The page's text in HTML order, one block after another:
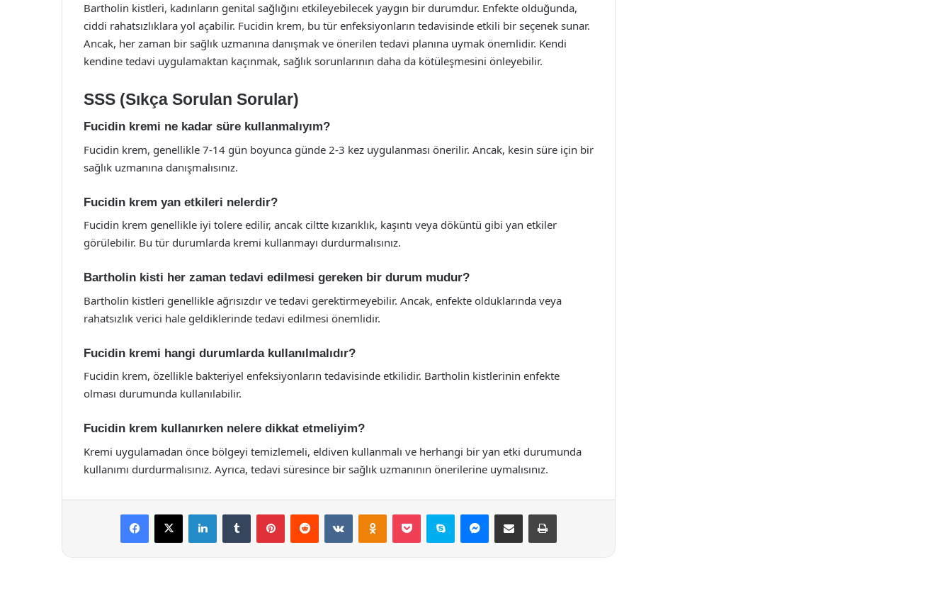
Bartholin kistleri, kadınların genital sağlığını etkileyebilecek yaygın bir durumdur. Enfekte olduğunda,
ciddi rahatsızlıklara yol açabilir. Fucidin krem, bu tür enfeksiyonların tedavisinde etkili bir seçenek sunar.
Ancak, her zaman bir sağlık uzmanına danışmak ve önerilen tedavi planına uymak önemlidir. Kendi
kendine tedavi uygulamaktan kaçınmak, sağlık sorunlarının daha da kötüleşmesini önleyebilir.
SSS (Sıkça Sorulan Sorular)
Fucidin kremi ne kadar süre kullanmalıyım?
Fucidin krem, genellikle 7-14 gün boyunca günde 2-3 kez uygulanması önerilir. Ancak, kesin süre için bir
sağlık uzmanına danışmalısınız.
Fucidin krem yan etkileri nelerdir?
Fucidin krem genellikle iyi tolere edilir, ancak ciltte kızarıklık, kaşıntı veya döküntü gibi yan etkiler
görülebilir. Bu tür durumlarda kremi kullanmayı durdurmalısınız.
Bartholin kisti her zaman tedavi edilmesi gereken bir durum mudur?
Bartholin kistleri genellikle ağrısızdır ve tedavi gerektirmeyebilir. Ancak, enfekte olduklarında veya
rahatsızlık verici hale geldiklerinde tedavi edilmesi önemlidir.
Fucidin kremi hangi durumlarda kullanılmalıdır?
Fucidin krem, özellikle bakteriyel enfeksiyonların tedavisinde etkilidir. Bartholin kistlerinin enfekte
olması durumunda kullanılabilir.
Fucidin krem kullanırken nelere dikkat etmeliyim?
Kremi uygulamadan önce bölgeyi temizlemeli, eldiven kullanmalı ve herhangi bir yan etki durumunda
kullanımı durdurmalısınız. Ayrıca, tedavi süresince bir sağlık uzmanının önerilerine uymalısınız.
Facebook
X LinkedInTumblr PinterestReddit VKontakteOdnoklassniki
Pocket Skype Messenger
E-Posta ile paylaş Yazdır